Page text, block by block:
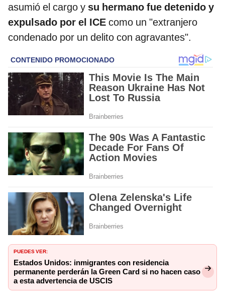
asumió el cargo y su hermano fue detenido y
expulsado por el ICE como un "extranjero
condenado por un delito con agravantes".
PUEDES VER:
Estados Unidos: inmigrantes con residencia
permanente perderán la Green Card si no hacen caso
a esta advertencia de USCIS